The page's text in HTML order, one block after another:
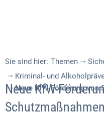
Sie sind hier: Themen
Kriminal- und
Neue KfW-Förderung von
Neue KfW-